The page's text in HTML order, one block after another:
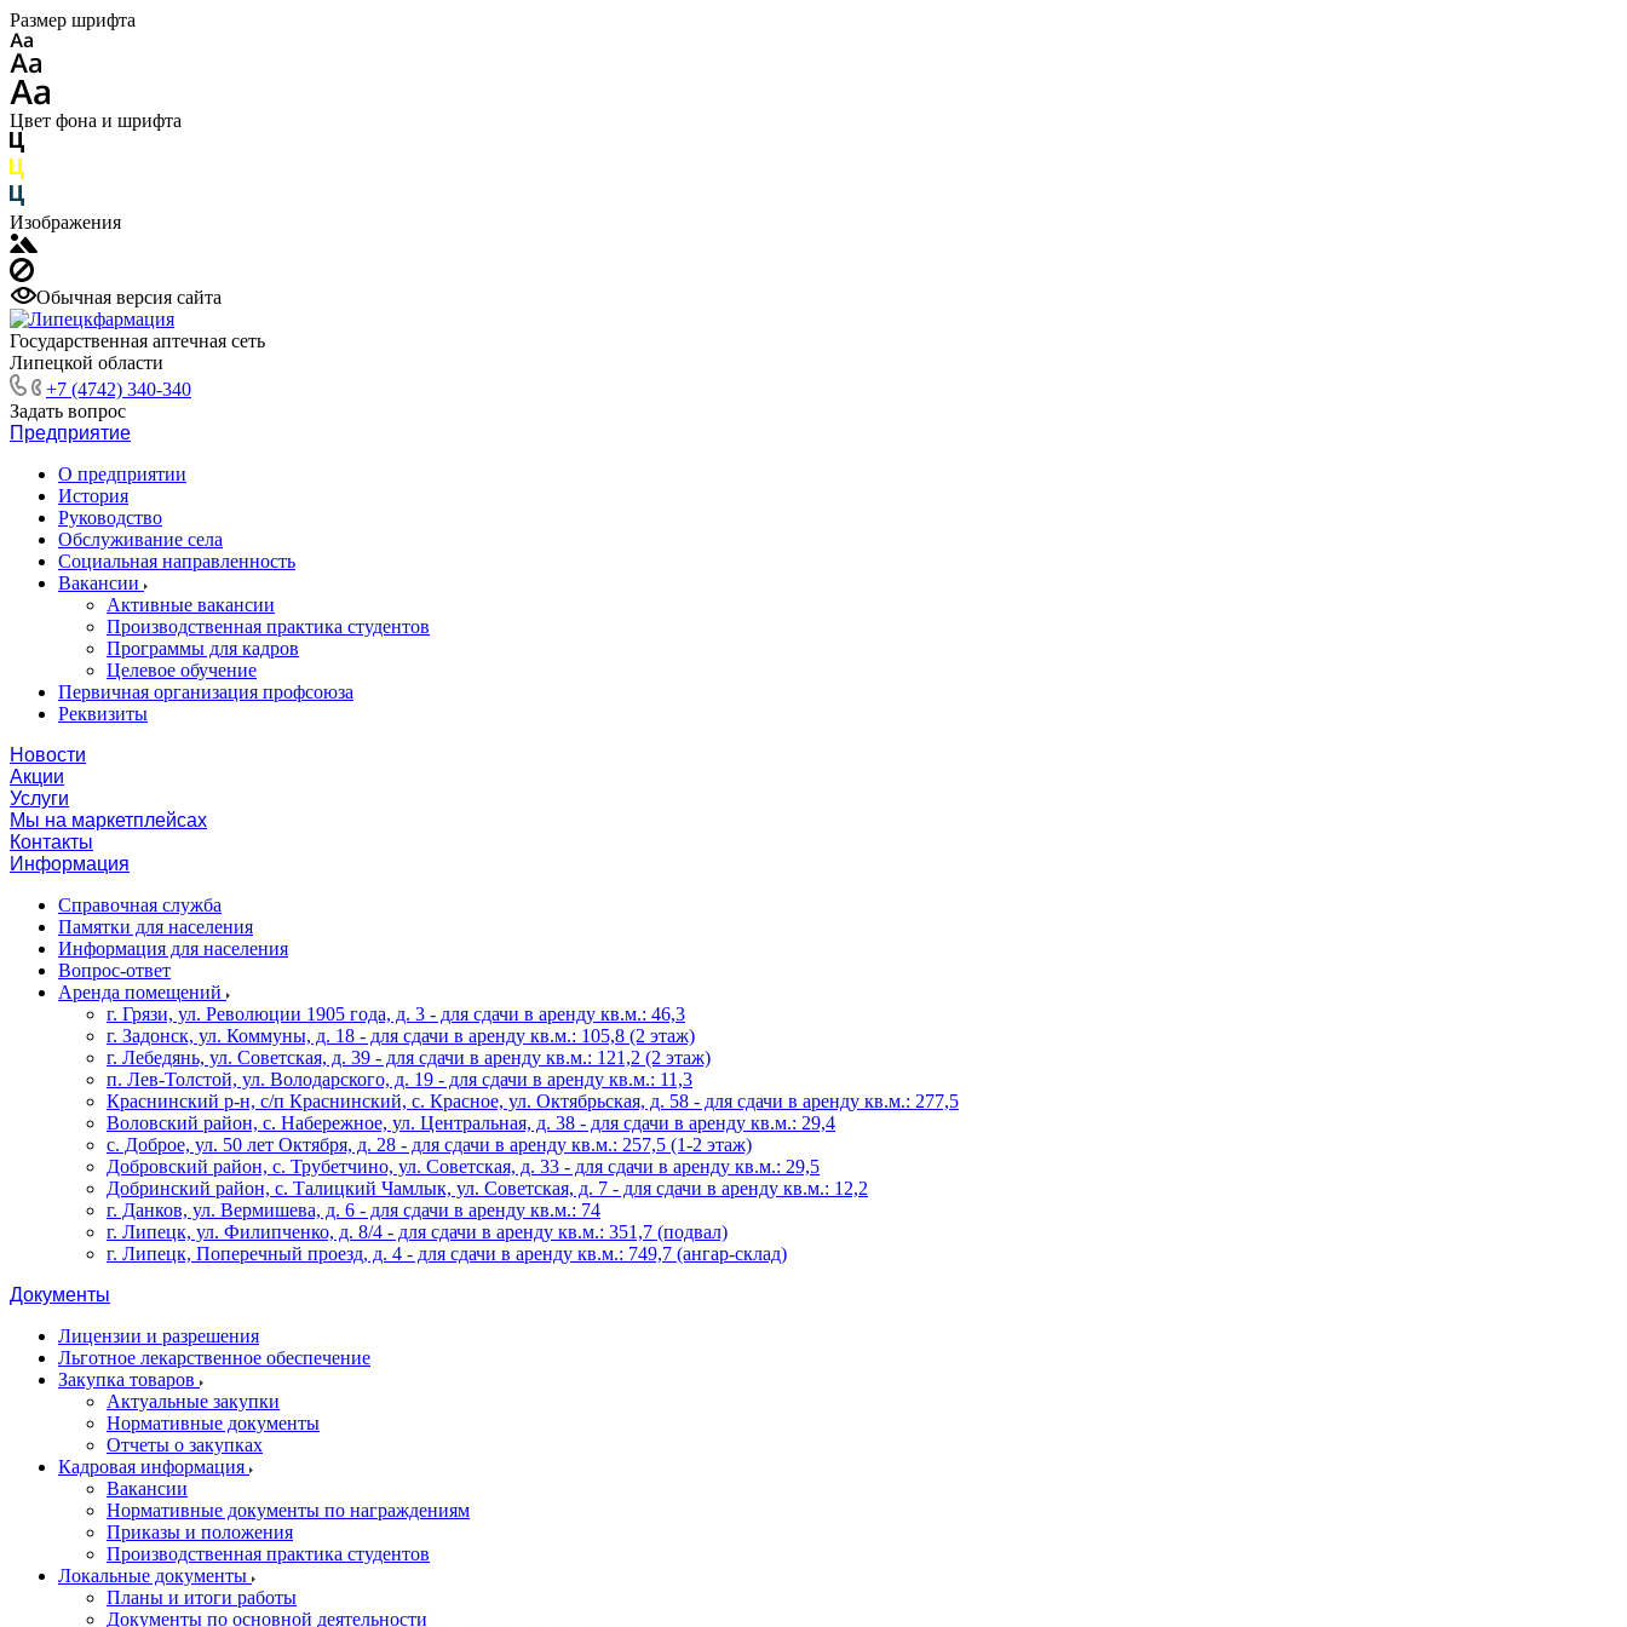
Размер шрифта
Цвет фона и шрифта
Изображения
Обычная версия сайта
Государственная аптечная сеть
Липецкой области
+7 (4742) 340-340
Задать вопрос
Предприятие
О предприятии
История
Руководство
Обслуживание села
Социальная направленность
Вакансии
Активные вакансии
Производственная практика студентов
Программы для кадров
Целевое обучение
Первичная организация профсоюза
Реквизиты
Новости
Акции
Услуги
Мы на маркетплейсах
Контакты
Информация
Справочная служба
Памятки для населения
Информация для населения
Вопрос-ответ
Аренда помещений
г. Грязи, ул. Революции 1905 года, д. 3 - для сдачи в аренду кв.м.: 46,3
г. Задонск, ул. Коммуны, д. 18 - для сдачи в аренду кв.м.: 105,8 (2 этаж)
г. Лебедянь, ул. Советская, д. 39 - для сдачи в аренду кв.м.: 121,2 (2 этаж)
п. Лев-Толстой, ул. Володарского, д. 19 - для сдачи в аренду кв.м.: 11,3
Краснинский р-н, с/п Краснинский, с. Красное, ул. Октябрьская, д. 58 - для сдачи в аренду кв.м.: 277,5
Воловский район, с. Набережное, ул. Центральная, д. 38 - для сдачи в аренду кв.м.: 29,4
с. Доброе, ул. 50 лет Октября, д. 28 - для сдачи в аренду кв.м.: 257,5 (1-2 этаж)
Добровский район, с. Трубетчино, ул. Советская, д. 33 - для сдачи в аренду кв.м.: 29,5
Добринский район, с. Талицкий Чамлык, ул. Советская, д. 7 - для сдачи в аренду кв.м.: 12,2
г. Данков, ул. Вермишева, д. 6 - для сдачи в аренду кв.м.: 74
г. Липецк, ул. Филипченко, д. 8/4 - для сдачи в аренду кв.м.: 351,7 (подвал)
г. Липецк, Поперечный проезд, д. 4 - для сдачи в аренду кв.м.: 749,7 (ангар-склад)
Документы
Лицензии и разрешения
Льготное лекарственное обеспечение
Закупка товаров
Актуальные закупки
Нормативные документы
Отчеты о закупках
Кадровая информация
Вакансии
Нормативные документы по награждениям
Приказы и положения
Производственная практика студентов
Локальные документы
Планы и итоги работы
Документы по основной деятельности